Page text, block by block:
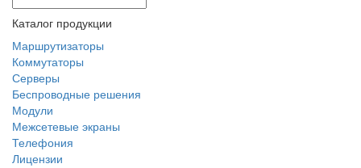
Каталог продукции
Маршрутизаторы
Коммутаторы
Серверы
Беспроводные решения
Модули
Межсетевые экраны
Телефония
Лицензии